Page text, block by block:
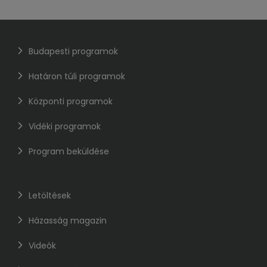
Budapesti programok
Határon túli programok
Központi programok
Vidéki programok
Program beküldése
Letöltések
Házasság magazin
Videók